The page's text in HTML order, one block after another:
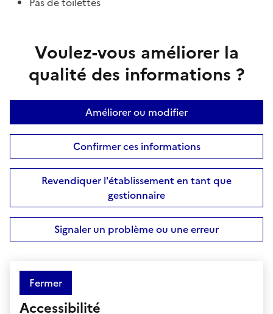
Voulez-vous améliorer la
qualité des informations ?
Améliorer ou modifier
Confirmer ces informations
Revendiquer l'établissement en tant que
gestionnaire
Signaler un problème ou une erreur
Fermer
Accessibilité